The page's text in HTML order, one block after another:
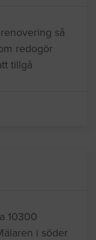
så
redogör
tillgå
10300
i söder